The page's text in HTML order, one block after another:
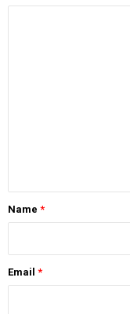
Name *
Email *